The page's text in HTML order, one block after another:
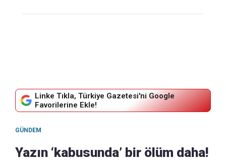
Linke Tıkla, Türkiye Gazetesi'ni Google
Favorilerine Ekle!
GÜNDEM
Yazın ‘kabusunda’ bir ölüm daha!